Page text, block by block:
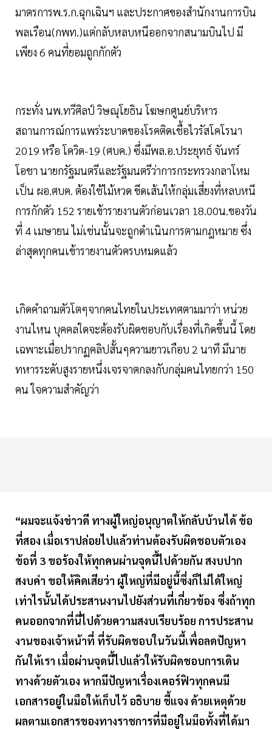
มาตรการพ.ร.ก.ฉุกเฉินฯ และประกาศของสำนักงานการบิน
พลเรือน(กพท.)แต่กลับหลบหนีออกจากสนามบินไป มี
เพียง 6 คนที่ยอมถูกกักตัว
กระทั่ง นพ.ทวีศิลป์ วิษณุโยธิน โฆษกศูนย์บริหาร
สถานการณ์การแพร่ระบาดของโรคติดเชื้อไวรัสโคโรนา
2019 หรือ โควิด-19 (ศบค.) ซึ่งมีพล.อ.ประยุทธ์ จันทร์
โอชา นายกรัฐมนตรีและรัฐมนตรีว่าการกระทรวงกลาโหม
เป็น ผอ.ศบค. ต้องใช้ไม้หวด ขีดเส้นให้กลุ่มเสี่ยงที่หลบหนี
การกักตัว 152 รายเข้ารายงานตัวก่อนเวลา 18.00น.ของวัน
ที่ 4 เมษายน ไม่เช่นนั้นจะถูกดำเนินการตามกฎหมาย ซึ่ง
ล่าสุดทุกคนเข้ารายงานตัวครบหมดแล้ว
เกิดคำถามตัวโตๆจากคนไทยในประเทศตามมาว่า หน่วย
งานไหน บุคคลใดจะต้องรับผิดชอบกับเรื่องที่เกิดขึ้นนี้ โดย
เฉพาะเมื่อปรากฏคลิปสั้นๆความยาวเกือบ 2 นาที มีนาย
ทหารระดับสูงรายหนึ่งเจรจาตกลงกับกลุ่มคนไทยกว่า 150
คน ใจความสำคัญว่า
“ผมจะแจ้งข่าวดี ทางผู้ใหญ่อนุญาตให้กลับบ้านได้ ข้อ
ที่สอง เมื่อเราปล่อยไปแล้วท่านต้องรับผิดชอบตัวเอง
ข้อที่ 3 ขอร้องให้ทุกคนผ่านจุดนี้ไปด้วยกัน สงบปาก
สงบคำ ขอให้คิดเสียว่า ผู้ใหญ่ที่มีอยู่นี้ซึ่งก็ไม่ได้ใหญ่
เท่าไรนั้นได้ประสานงานไปยังส่วนที่เกี่ยวข้อง ซึ่งถ้าทุก
คนออกจากที่นี่ไปด้วยความสงบเรียบร้อย การประสาน
งานของเจ้าหน้าที่ ที่รับผิดชอบในวันนี้เพื่อลดปัญหา
กันให้เรา เมื่อผ่านจุดนี้ไปแล้วให้รับผิดชอบการเดิน
ทางด้วยตัวเอง หากมีปัญหาเรื่องเคอร์ฟิวทุกคนมี
เอกสารอยู่ในมือให้เก็บไว้ อธิบาย ชี้แจง ด้วยเหตุด้วย
ผลตามเอกสารของทางราชการที่มีอยู่ในมือทั้งที่ได้มา